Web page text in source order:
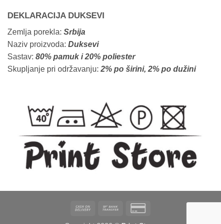
DEKLARACIJA DUKSEVI
Zemlja porekla: Srbija
Naziv proizvoda: Duksevi
Sastav: 80% pamuk i 20% poliester
Skupljanje pri održavanju: 2% po širini, 2% po dužini
Cash
Bank